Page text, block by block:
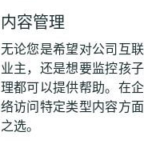
内容管理
无论您是希望对公司互
业主，还是想要监控孩
理都可以提供帮助。在
络访问特定类型内容方
之选。